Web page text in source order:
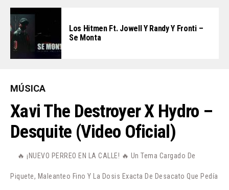
Los Hitmen Ft. Jowell Y Randy Y Fronti –
Se Monta
MÚSICA
Xavi The Destroyer X Hydro –
Desquite (Video Oficial)
🔥 ¡NUEVO PERREO EN LA CALLE! 🔥 Un Tema Cargado De
Piquete, Maleanteo Fino Y La Dosis Exacta De Desacato Que Pedía